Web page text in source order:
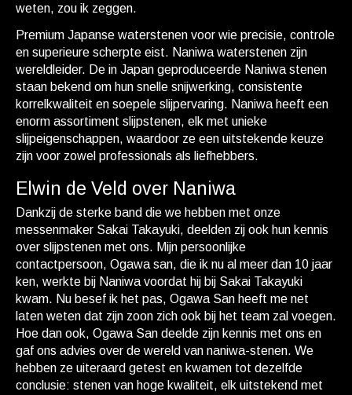
weten, zou ik zeggen.
Premium Japanse waterstenen voor wie precisie, controle
en superieure scherpte eist. Naniwa waterstenen zijn
wereldleider. De in Japan geproduceerde Naniwa stenen
staan ​​bekend om hun snelle snijwerking, consistente
korrelkwaliteit en soepele slijpervaring. Naniwa heeft een
enorm assortiment slijpstenen, elk met unieke
slijpeigenschappen, waardoor ze een uitstekende keuze
zijn voor zowel professionals als liefhebbers.
Elwin de Veld over Naniwa
Dankzij de sterke band die we hebben met onze
messenmaker Sakai Takayuki, deelden zij ook hun kennis
over slijpstenen met ons. Mijn persoonlijke
contactpersoon, Ogawa san, die ik nu al meer dan 10 jaar
ken, werkte bij Naniwa voordat hij bij Sakai Takayuki
kwam. Nu besef ik het pas, Ogawa San heeft me net
laten weten dat zijn zoon zich ook bij het team zal voegen.
Hoe dan ook, Ogawa San deelde zijn kennis met ons en
gaf ons advies over de wereld van naniwa-stenen. We
hebben ze uiteraard getest en kwamen tot dezelfde
conclusie: stenen van hoge kwaliteit, elk uitstekend met